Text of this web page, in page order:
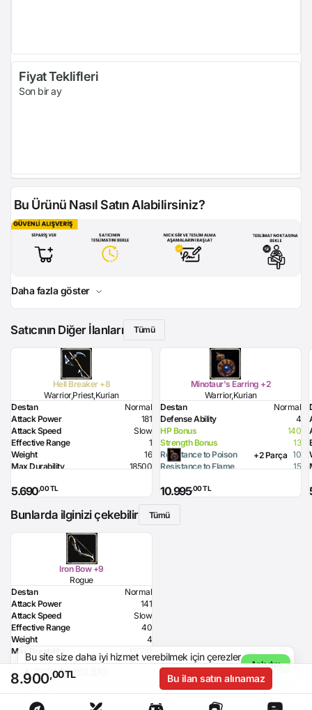
Fiyat Teklifleri
Son bir ay
Bu Ürünü Nasıl Satın Alabilirsiniz?
Daha fazla göster
Satıcının Diğer İlanları Tümü
Hell Breaker +8
Warrior,Priest,Kurian
Destan
Normal
Attack Power
181
Attack Speed
Slow
Effective Range
1
Weight
16
Max Durability
18500
Flame Damage
5.690,00 TL
Minotaur's Earring +2
Warrior,Kurian
Destan
Normal
Defense Ability
4
HP Bonus
140
Strength Bonus
13
Resistance to Poison
10
Resistance to Flame
15
Resistance to Lighting
+2 Parça
10.995,00 TL
Bunlarda ilginizi çekebilir
Tümü
Iron Bow +9
Rogue
Destan
Normal
Attack Power
141
Attack Speed
Slow
Effective Range
40
Weight
4
Max Durability
13000
Poison Damage
90
Required Dexterity
8.000,00 TL
Bu site size daha iyi hizmet verebilmek için çerezler
kullanır.Ayrıntılı Bilgi
Anladım
8.900,00 TL Bu ilan satın alınamaz